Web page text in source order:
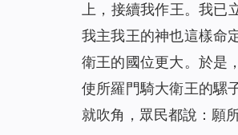
上，接續我作王。我
我主我王的神也這樣命
衛王的國位更大。於是
使所羅門騎大衛王的騾
就吹角，眾民都說：願